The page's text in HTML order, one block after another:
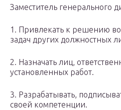
Заместитель генерального
1. Привлекать к решению
задач других должностных
2. Назначать лиц,
установленных работ.
3. Разрабатывать,
своей компетенции.